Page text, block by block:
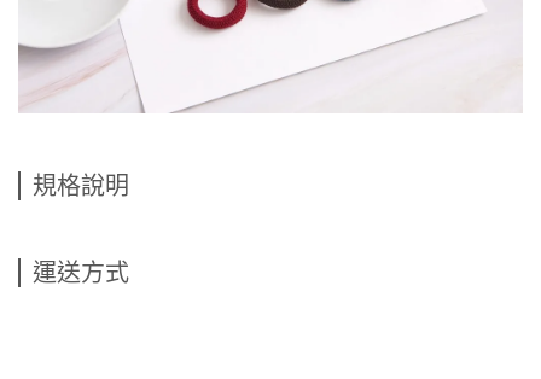
規格說明
運送方式